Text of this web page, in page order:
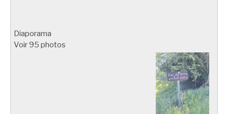
Diaporama
Voir 95 photos